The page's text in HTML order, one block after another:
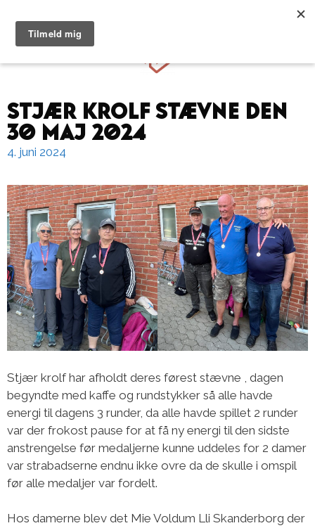
indhold
Stjær krolf stævne den
30 maj 2024
4. juni 2024
Stjær krolf har afholdt deres førest stævne , dagen
begyndte med kaffe og rundstykker så alle havde
energi til dagens 3 runder, da alle havde spillet 2 runder
var der frokost pause for at få ny energi til den sidste
anstrengelse før medaljerne kunne uddeles for 2 damer
var strabadserne endnu ikke ovre da de skulle i omspil
før alle medaljer var fordelt.
Hos damerne blev det Mie Voldum Lli Skanderborg der